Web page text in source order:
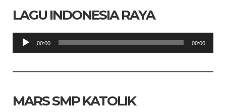
LAGU INDONESIA RAYA
Pemutar
Audio
00:00 00:00
MARS SMP KATOLIK